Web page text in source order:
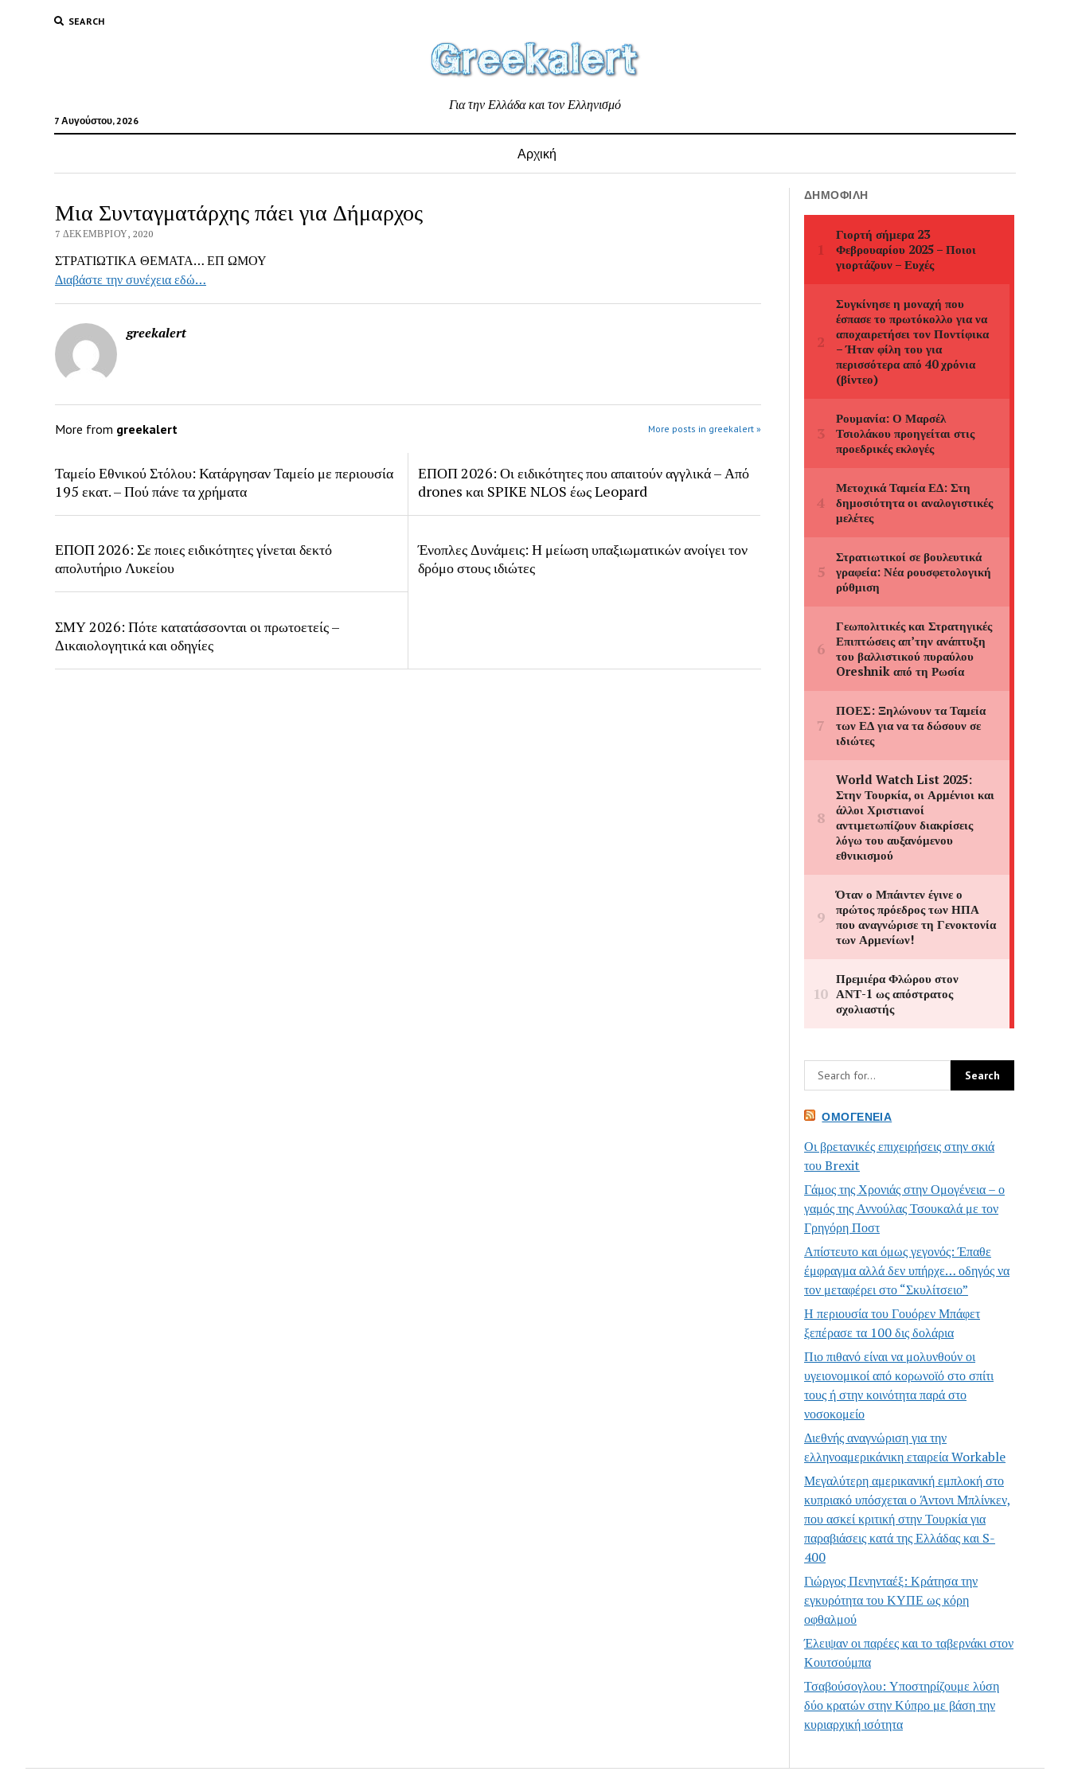
SEARCH
7 Αυγούστου, 2026
Για την Ελλάδα και τον Ελληνισμό
Αρχική
Μια Συνταγματάρχης πάει για Δήμαρχος
7 ΔΕΚΕΜΒΡΊΟΥ, 2020
ΣΤΡΑΤΙΩΤΙΚΑ ΘΕΜΑΤΑ… ΕΠ ΩΜΟΥ
Διαβάστε την συνέχεια εδώ…
greekalert
More from greekalert More posts in greekalert »
Ταμείο Εθνικού Στόλου: Κατάργησαν Ταμείο με περιουσία
195 εκατ. – Πού πάνε τα χρήματα
ΕΠΟΠ 2026: Οι ειδικότητες που απαιτούν αγγλικά – Από
drones και SPIKE NLOS έως Leopard
ΕΠΟΠ 2026: Σε ποιες ειδικότητες γίνεται δεκτό
απολυτήριο Λυκείου
Ένοπλες Δυνάμεις: Η μείωση υπαξιωματικών ανοίγει τον
δρόμο στους ιδιώτες
ΣΜΥ 2026: Πότε κατατάσσονται οι πρωτοετείς –
Δικαιολογητικά και οδηγίες
ΔΗΜΟΦΙΛΉ
ΟΜΟΓΈΝΕΙΑ
Οι βρετανικές επιχειρήσεις στην σκιά
του Brexit
Γάμος της Χρονιάς στην Ομογένεια – ο
γαμός της Αννούλας Τσουκαλά με τον
Γρηγόρη Ποστ
Απίστευτο και όμως γεγονός: Έπαθε
έμφραγμα αλλά δεν υπήρχε… οδηγός να
τον μεταφέρει στο “Σκυλίτσειο”
Η περιουσία του Γουόρεν Μπάφετ
ξεπέρασε τα 100 δις δολάρια
Πιο πιθανό είναι να μολυνθούν οι
υγειονομικοί από κορωνοϊό στο σπίτι
τους ή στην κοινότητα παρά στο
νοσοκομείο
Διεθνής αναγνώριση για την
ελληνοαμερικάνικη εταιρεία Workable
Μεγαλύτερη αμερικανική εμπλοκή στο
κυπριακό υπόσχεται ο Άντονι Μπλίνκεν,
που ασκεί κριτική στην Τουρκία για
παραβιάσεις κατά της Ελλάδας και S-
400
Γιώργος Πενηνταέξ: Κράτησα την
εγκυρότητα του ΚΥΠΕ ως κόρη
οφθαλμού
Έλειψαν οι παρέες και το ταβερνάκι στον
Κουτσούμπα
Τσαβούσογλου: Υποστηρίζουμε λύση
δύο κρατών στην Κύπρο με βάση την
κυριαρχική ισότητα